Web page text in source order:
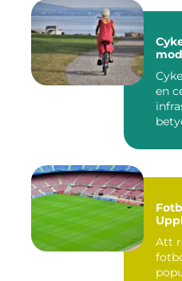
en
Att